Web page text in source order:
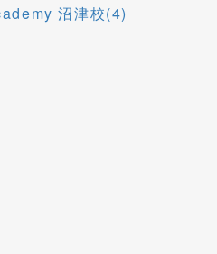
沼津校(4)